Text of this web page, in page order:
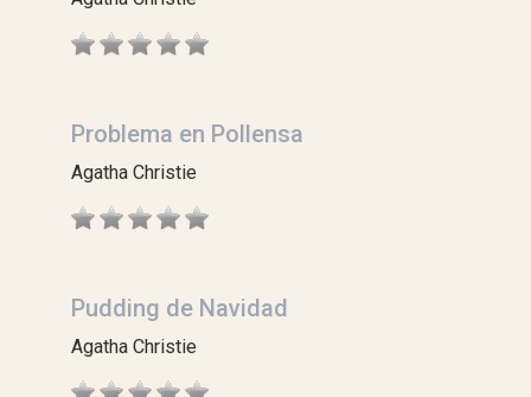
Problema en Pollensa
Agatha Christie
Pudding de Navidad
Agatha Christie